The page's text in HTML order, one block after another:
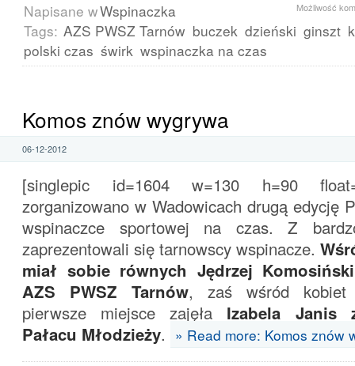
Możliwość
Napisane wWspinaczka
Tags: AZS PWSZ Tarnów buczek dzieński ginszt
polski czas świrk wspinaczka na czas
Komos znów wygrywa
06-12-2012
[singlepic id=1604 w=130 h=90
zorganizowano w Wadowicach drugą edycję
wspinaczce sportowej na czas. Z
zaprezentowali się tarnowscy wspinacze.
miał sobie równych Jędrzej
AZS PWSZ Tarnów, zaś wśród kobiet
pierwsze miejsce zajęła Izabela Janis
Pałacu Młodzieży. » Read more: Komos znów